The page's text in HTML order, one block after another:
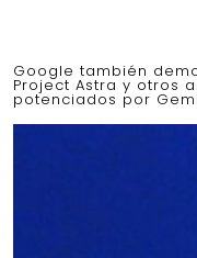
Google también
Project Astra y otros
potenciados por